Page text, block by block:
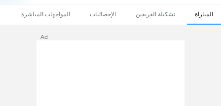
المباراة تشكيلة الفريقين الإحصائيات المواجهات المباشرة
Ad